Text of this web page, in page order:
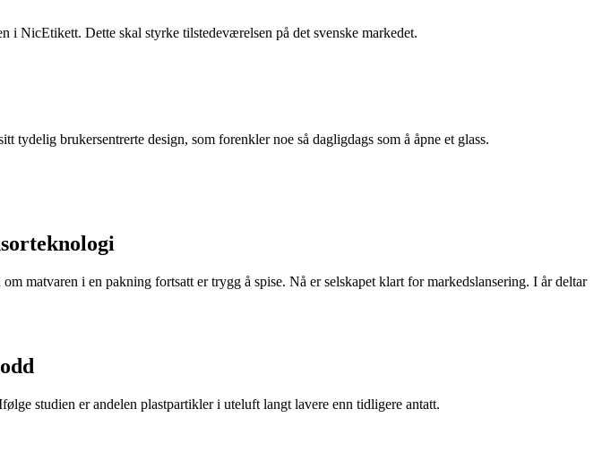
NicEtikett. Dette skal styrke tilstedeværelsen på det svenske markedet.
brukersentrerte design, som forenkler noe så dagligdags som å åpne et glass.
matvaren i en pakning fortsatt er trygg å spise. Nå er selskapet klart for markedslansering. I år deltar
studien er andelen plastpartikler i uteluft langt lavere enn tidligere antatt.